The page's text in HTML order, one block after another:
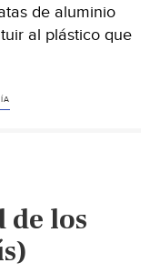
de aluminio
al plástico que
de los